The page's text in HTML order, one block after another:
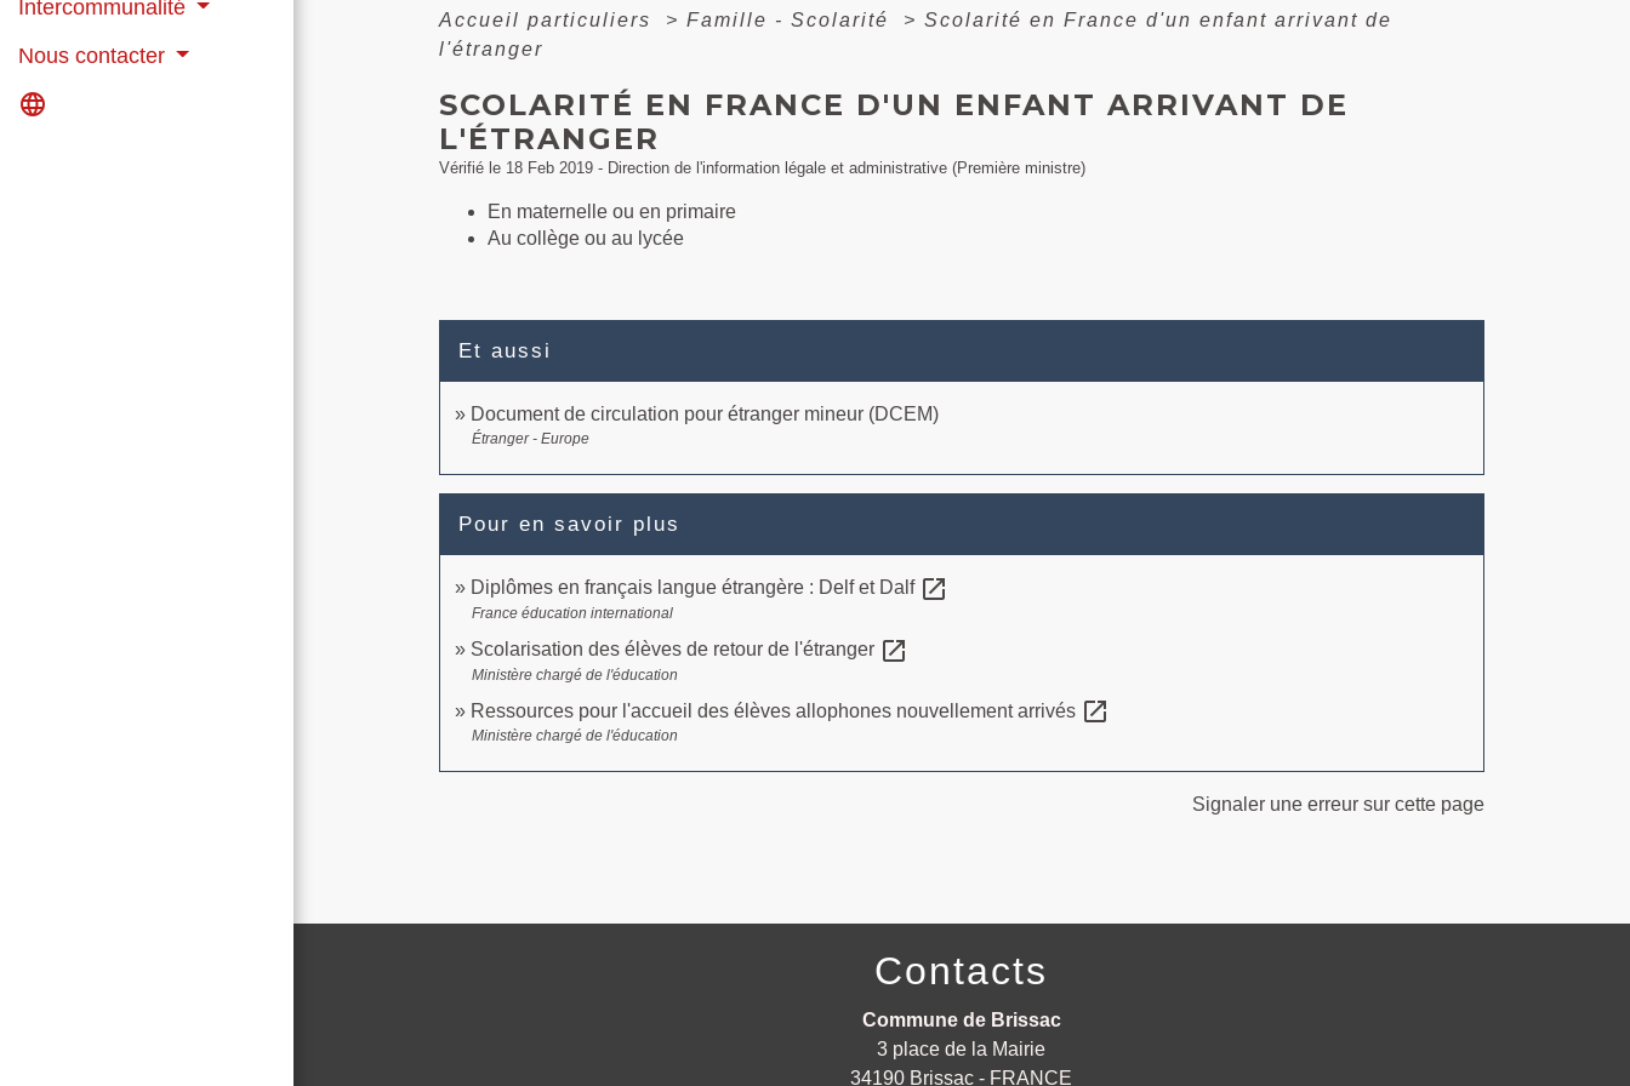
Intercommunalité
Nous contacter
language
Accueil particuliers > Famille - Scolarité > Scolarité en France d'un enfant arrivant de
l'étranger
SCOLARITÉ EN FRANCE D'UN ENFANT ARRIVANT DE
L'ÉTRANGER
Vérifié le 18 Feb 2019 - Direction de l'information légale et administrative (Première ministre)
En maternelle ou en primaire
Au collège ou au lycée
Et aussi
Document de circulation pour étranger mineur (DCEM)
Étranger - Europe
Pour en savoir plus
Diplômes en français langue étrangère : Delf et Dalf open_in_new
France éducation international
Scolarisation des élèves de retour de l'étranger open_in_new
Ministère chargé de l'éducation
Ressources pour l'accueil des élèves allophones nouvellement arrivés open_in_new
Ministère chargé de l'éducation
Signaler une erreur sur cette page
Contacts
Commune de Brissac
3 place de la Mairie
34190 Brissac - FRANCE